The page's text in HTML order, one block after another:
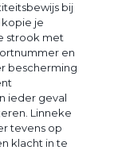
bij
kopie je
strook met
en
bescherming
ieder geval
Linneke
tevens op
klacht in te